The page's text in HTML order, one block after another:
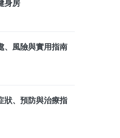
身房
、風險與實用指南
狀、預防與治療指